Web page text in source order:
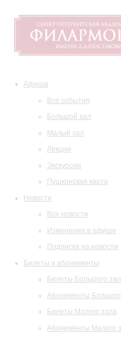
Афиша
Все события
Большой зал
Малый зал
Лекции
Экскурсии
Пушкинская карта
Новости
Все новости
Изменения в афише
Подписка на новости
Билеты и абонементы
Билеты Большого
Абонементы
Билеты Малого зала
Абонементы Малого